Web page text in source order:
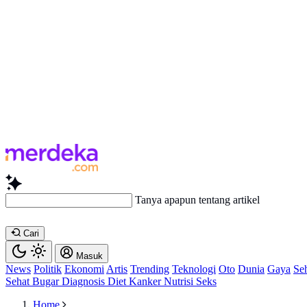
Tanya apapun tentang artikel ini...
Cari
Masuk
News Politik Ekonomi Artis Trending Teknologi Oto Dunia Gaya
Sehat BugarDiagnosis Diet KankerNutrisi Seks
Home